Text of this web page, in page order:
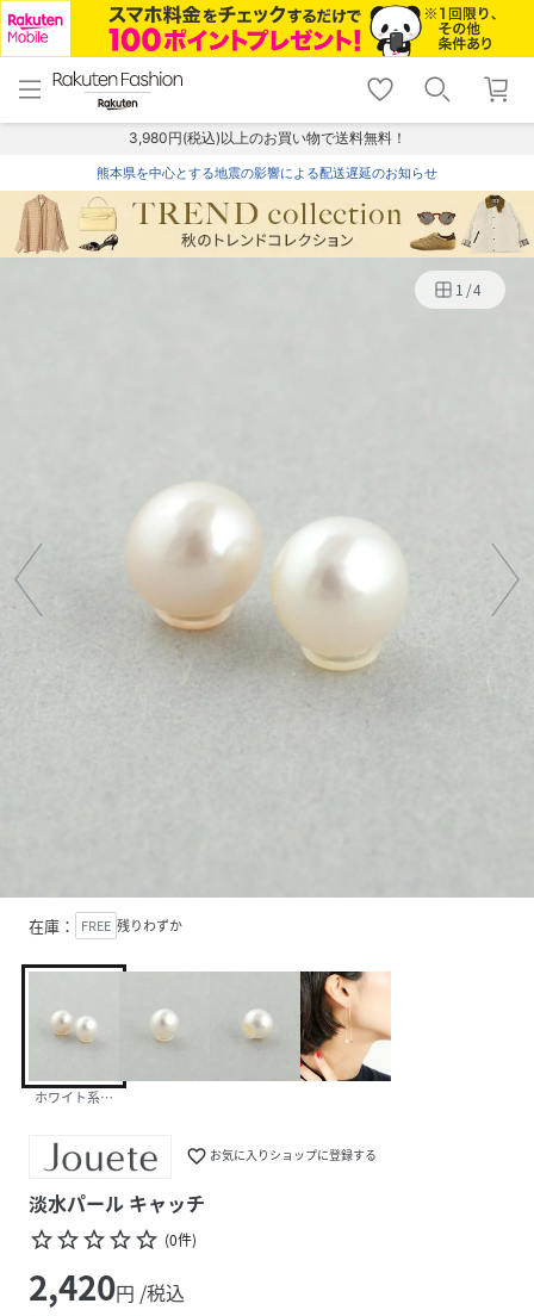
menu home
トップ
shopping_cart lock_outline
ログイン
3,980円(税込)以上のお買い物で送料無料！
熊本県を中心とする地震の影響による配送遅延のお知らせ
1 /4
在庫： FREE 残りわずか
ホワイト系その他
favorite_border お気に入りショップに登録する
淡水パール キャッチ
star_borderstar_borderstar_borderstar_borderstar_border (0件)
2,420円 /税込